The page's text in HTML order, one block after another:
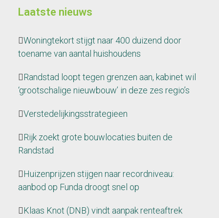
Laatste nieuws
Woningtekort stijgt naar 400 duizend door
toename van aantal huishoudens
Randstad loopt tegen grenzen aan, kabinet wil
‘grootschalige nieuwbouw’ in deze zes regio’s
Verstedelijkingsstrategieen
Rijk zoekt grote bouwlocaties buiten de
Randstad
Huizenprijzen stijgen naar recordniveau:
aanbod op Funda droogt snel op
Klaas Knot (DNB) vindt aanpak renteaftrek